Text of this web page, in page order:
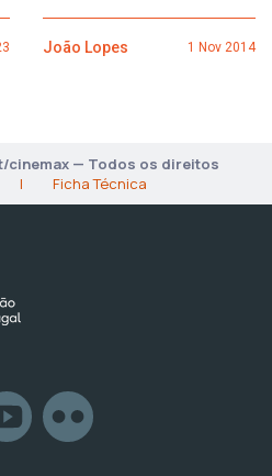
João Lopes 1 Nov 2014
cinemax — Todos os direitos
| Ficha Técnica